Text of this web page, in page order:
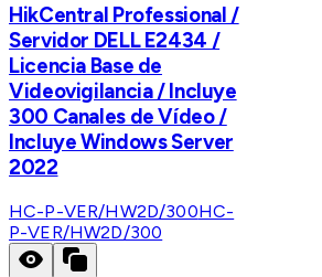
HikCentral Professional /
Servidor DELL E2434 /
Licencia Base de
Videovigilancia / Incluye
300 Canales de Vídeo /
Incluye Windows Server
2022
HC-P-VER/HW2D/300HC-
P-VER/HW2D/300